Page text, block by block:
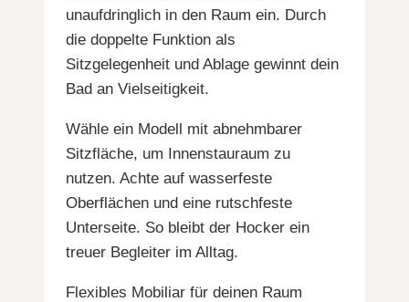
unaufdringlich in den Raum ein. Durch
die doppelte Funktion als
Sitzgelegenheit und Ablage gewinnt dein
Bad an Vielseitigkeit.
Wähle ein Modell mit abnehmbarer
Sitzfläche, um Innenstauraum zu
nutzen. Achte auf wasserfeste
Oberflächen und eine rutschfeste
Unterseite. So bleibt der Hocker ein
treuer Begleiter im Alltag.
Flexibles Mobiliar für deinen Raum